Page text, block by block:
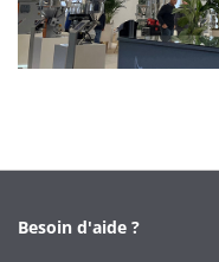
Besoin d'aide ?